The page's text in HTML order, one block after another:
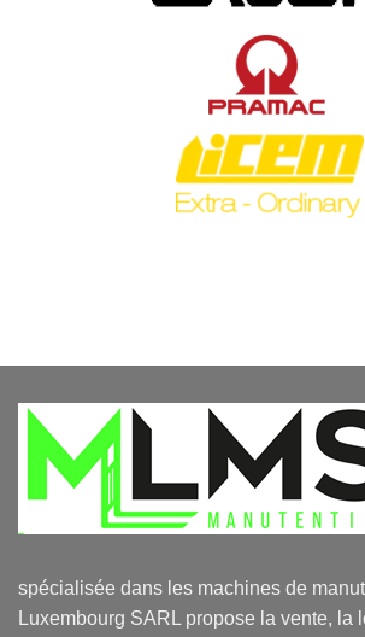
spécialisée dans les machines de
Luxembourg SARL propose la vente, la